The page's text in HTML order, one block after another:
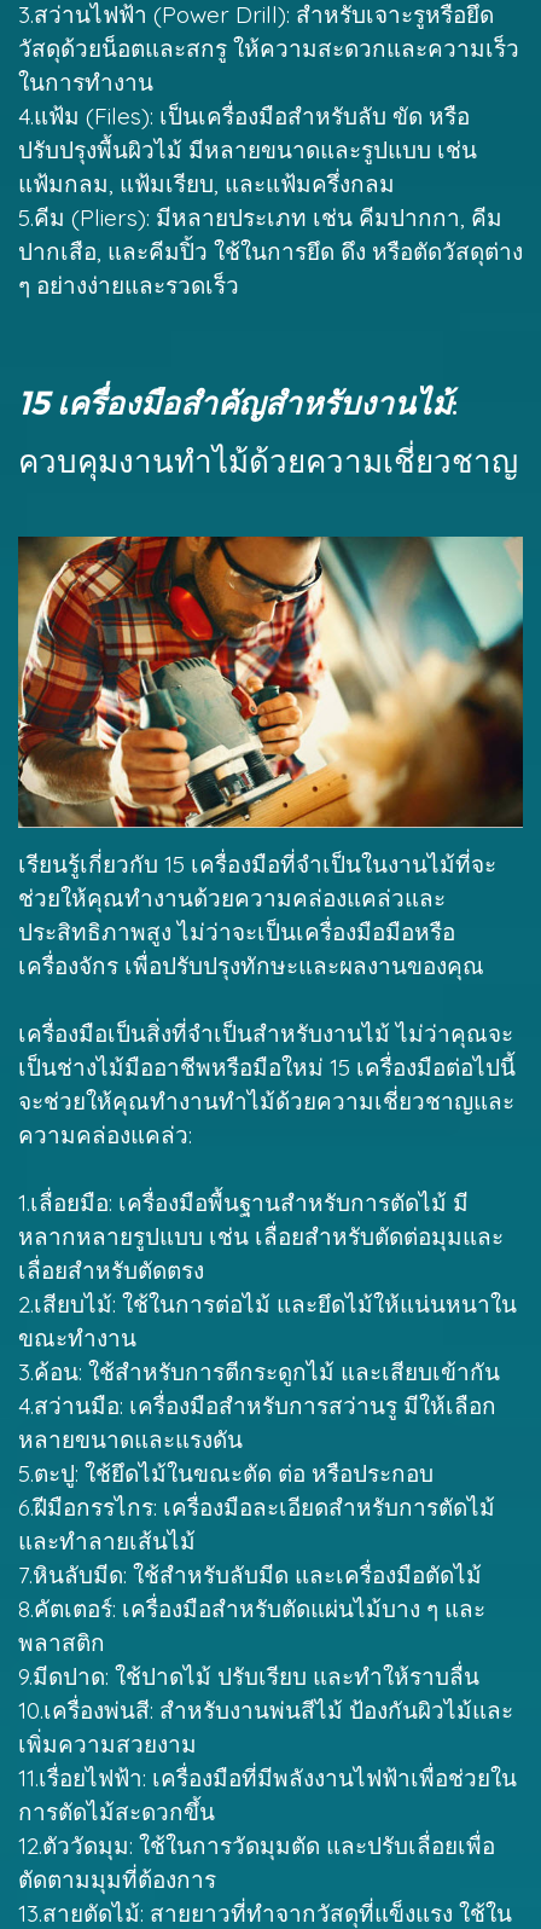
3.สว่านไฟฟ้า (Power Drill): สำหรับเจาะรูหรือยึด
วัสดุด้วยน็อตและสกรู ให้ความสะดวกและความเร็ว
ในการทำงาน
4.แฟ้ม (Files): เป็นเครื่องมือสำหรับลับ ขัด หรือ
ปรับปรุงพื้นผิวไม้ มีหลายขนาดและรูปแบบ เช่น
แฟ้มกลม, แฟ้มเรียบ, และแฟ้มครึ่งกลม
5.คีม (Pliers): มีหลายประเภท เช่น คีมปากกา, คีม
ปากเสือ, และคีมปิ้ว ใช้ในการยึด ดึง หรือตัดวัสดุต่าง
ๆ อย่างง่ายและรวดเร็ว
15 เครื่องมือสำคัญสำหรับงานไม้:
ควบคุมงานทำไม้ด้วยความเชี่ยวชาญ
เรียนรู้เกี่ยวกับ 15 เครื่องมือที่จำเป็นในงานไม้ที่จะ
ช่วยให้คุณทำงานด้วยความคล่องแคล่วและ
ประสิทธิภาพสูง ไม่ว่าจะเป็นเครื่องมือมือหรือ
เครื่องจักร เพื่อปรับปรุงทักษะและผลงานของคุณ
เครื่องมือเป็นสิ่งที่จำเป็นสำหรับงานไม้ ไม่ว่าคุณจะ
เป็นช่างไม้มืออาชีพหรือมือใหม่ 15 เครื่องมือต่อไปนี้
จะช่วยให้คุณทำงานทำไม้ด้วยความเชี่ยวชาญและ
ความคล่องแคล่ว:
1.เลื่อยมือ: เครื่องมือพื้นฐานสำหรับการตัดไม้ มี
หลากหลายรูปแบบ เช่น เลื่อยสำหรับตัดต่อมุมและ
เลื่อยสำหรับตัดตรง
2.เสียบไม้: ใช้ในการต่อไม้ และยึดไม้ให้แน่นหนาใน
ขณะทำงาน
3.ค้อน: ใช้สำหรับการตีกระดูกไม้ และเสียบเข้ากัน
4.สว่านมือ: เครื่องมือสำหรับการสว่านรู มีให้เลือก
หลายขนาดและแรงดัน
5.ตะปู: ใช้ยึดไม้ในขณะตัด ต่อ หรือประกอบ
6.ฝีมือกรรไกร: เครื่องมือละเอียดสำหรับการตัดไม้
และทำลายเส้นไม้
7.หินลับมีด: ใช้สำหรับลับมีด และเครื่องมือตัดไม้
8.คัตเตอร์: เครื่องมือสำหรับตัดแผ่นไม้บาง ๆ และ
พลาสติก
9.มีดปาด: ใช้ปาดไม้ ปรับเรียบ และทำให้ราบลื่น
10.เครื่องพ่นสี: สำหรับงานพ่นสีไม้ ป้องกันผิวไม้และ
เพิ่มความสวยงาม
11.เรื่อยไฟฟ้า: เครื่องมือที่มีพลังงานไฟฟ้าเพื่อช่วยใน
การตัดไม้สะดวกขึ้น
12.ตัววัดมุม: ใช้ในการวัดมุมตัด และปรับเลื่อยเพื่อ
ตัดตามมุมที่ต้องการ
13.สายตัดไม้: สายยาวที่ทำจากวัสดุที่แข็งแรง ใช้ใน